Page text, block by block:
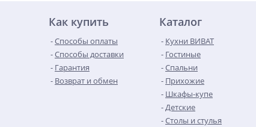
Как купить
Способы оплаты
Способы доставки
Гарантия
Возврат и обмен
Каталог
Кухни ВИВАТ
Гостиные
Спальни
Прихожие
Шкафы-купе
Детские
Столы и стулья